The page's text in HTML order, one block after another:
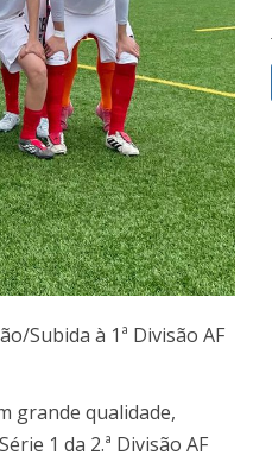
Subida à 1ª Divisão AF
grande qualidade,
1 da 2.ª Divisão AF